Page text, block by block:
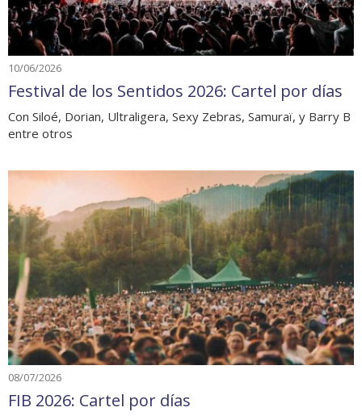
10/06/2026
Festival de los Sentidos 2026: Cartel por días
Con Siloé, Dorian, Ultraligera, Sexy Zebras, Samuraï, y Barry B
entre otros
08/07/2026
FIB 2026: Cartel por días